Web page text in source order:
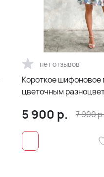
нет отзывов
Короткое шифоновое
цветочным
5 900 р. 7 900р.